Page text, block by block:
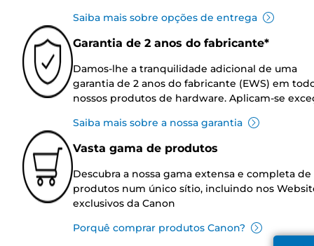
Saiba mais sobre opções de entrega
Garantia de 2 anos do fabricante*
Damos-lhe a tranquilidade adicional de uma
garantia de 2 anos do fabricante (EWS) em
nossos produtos de hardware. Aplicam-se
Saiba mais sobre a nossa garantia
Vasta gama de produtos
Descubra a nossa gama extensa e completa de
produtos num único sítio, incluindo nos
exclusivos da Canon
Porquê comprar produtos Canon?